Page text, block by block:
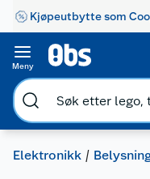
Kjøpeutbytte som
Meny
Elektronikk